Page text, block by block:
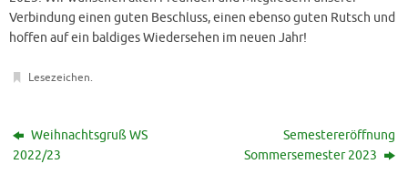
Verbindung einen guten Beschluss, einen ebenso guten Rutsch und
hoffen auf ein baldiges Wiedersehen im neuen Jahr!
Lesezeichen.
Weihnachtsgruß WS
2022/23
Semestereröffnung
Sommersemester 2023